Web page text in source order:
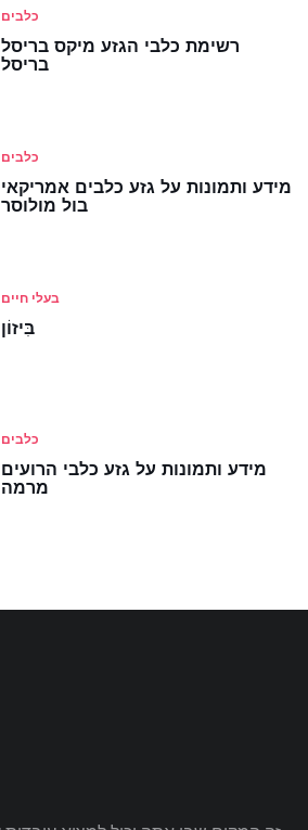
כלבים
רשימת כלבי הגזע מיקס בריסל
בריסל
כלבים
מידע ותמונות על גזע כלבים אמריקאי
בול מולוסר
בעלי חיים
בִּיזוֹן
כלבים
מידע ותמונות על גזע כלבי הרועים
מרמה